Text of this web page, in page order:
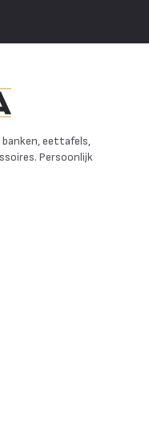
banken, eettafels,
Persoonlijk